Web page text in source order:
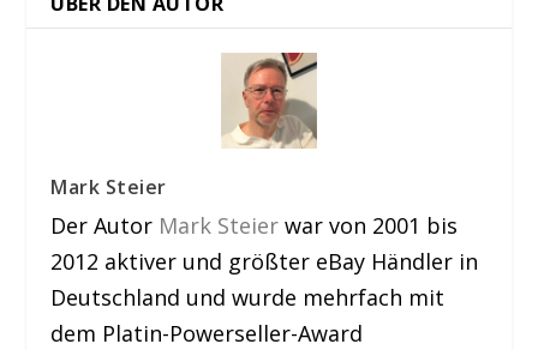
Mark Steier
Der Autor Mark Steier war von 2001 bis
2012 aktiver und größter eBay Händler in
Deutschland und wurde mehrfach mit
dem Platin-Powerseller-Award